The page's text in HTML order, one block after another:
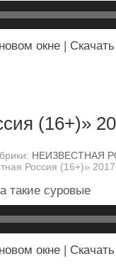
окне | Скачать
(16+)»
НЕИЗВЕСТНАЯ
Россия (16+)»
такие суровые
окне
Скачать